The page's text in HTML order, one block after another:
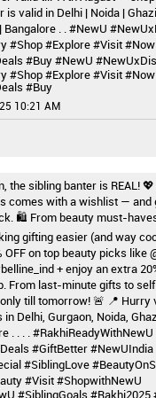
is valid in Delhi | Noida |
Bangalore . . #NewU
#Shop #Explore #Visit
#Buy#NewU
#Shop#Explore#Visit#Now
#Buy
10:21 AM
the sibling banter is REAL!
comes with a wishlist — and
🛍️ From beauty must-
gifting easier (and way
OFF on top beauty picks like
+ enjoy an extra
From last-minute gifts to
till tomorrow! 🚨 📍 Hurry
Delhi, Gurgaon, Noida,
. . . .
#GiftBetter #NewUIndia
#SiblingLove
#Visit #ShopwithNewU
#SiblingGoals #Rakhi2025